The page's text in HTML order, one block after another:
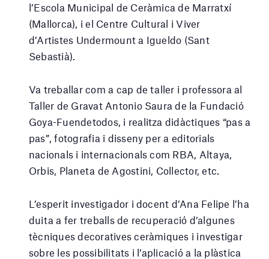
l’Escola Municipal de Ceràmica de Marratxí
(Mallorca), i el Centre Cultural i Viver
d’Artistes Undermount a Igueldo (Sant
Sebastià).
Va treballar com a cap de taller i professora al
Taller de Gravat Antonio Saura de la Fundació
Goya-Fuendetodos, i realitza didàctiques “pas a
pas”, fotografia i disseny per a editorials
nacionals i internacionals com RBA, Altaya,
Orbis, Planeta de Agostini, Collector, etc.
L’esperit investigador i docent d’Ana Felipe l’ha
duita a fer treballs de recuperació d’algunes
tècniques decoratives ceràmiques i investigar
sobre les possibilitats i l’aplicació a la plàstica